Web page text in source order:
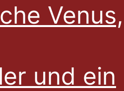
Venus,
und ein